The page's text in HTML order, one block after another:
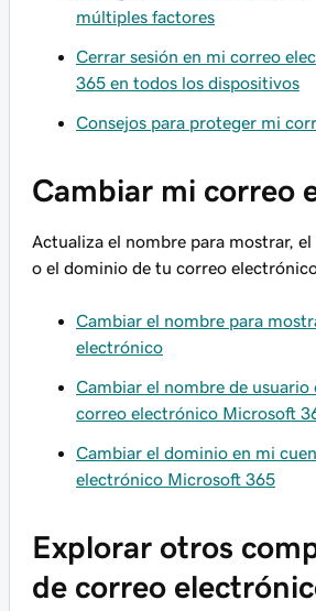
múltiples factores
Cerrar sesión en mi correo
365 en todos los dispositivos
Consejos para proteger mi
Cambiar mi correo
Actualiza el nombre para mostrar,
o el dominio de tu correo
Cambiar el nombre para
electrónico
Cambiar el nombre de usuario
correo electrónico Microsoft
Cambiar el dominio en mi
electrónico Microsoft 365
Explorar otros
de correo